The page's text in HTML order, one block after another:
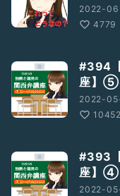
2022-
4779
#394
座】⑤
2022-
10452
#393
座】④
2022-